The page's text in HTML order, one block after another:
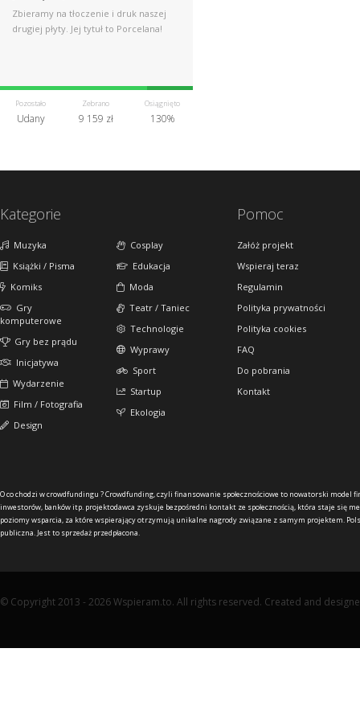
Zbieramy na tłoczenie i druk naszej
drugiej płyty. Jej tytuł to Porcelana!
Pozostało
Udany
Zebrano
9 159 zł
Osiągnięto
130%
Kategorie
Muzyka
Książki / Pisma
Komiks
Gry
komputerowe
Gry bez prądu
Inicjatywa
Wydarzenie
Film / Fotografia
Design
Cosplay
Edukacja
Moda
Teatr / Taniec
Technologie
Wyprawy
Sport
Startup
Ekologia
Pomoc
Załóż projekt
Wspieraj teraz
Regulamin
Polityka prywatności
Polityka cookies
FAQ
Do pobrania
Kontakt
O co chodzi w crowdfundingu ?Crowdfunding, czyli finansowanie społecznościowe to nowatorski model
inwestorów, banków itp. projektodawca zyskuje bezpośredni kontakt ze społecznością, która staje się
poziomy wsparcia, za które wspierający otrzymują unikalne nagrody związane z samym projektem.
publiczna. Jest to sprzedaż przedpłacona.
© Copyright 2013 - 2026 Wspieram.to. All rights reserved. Created and